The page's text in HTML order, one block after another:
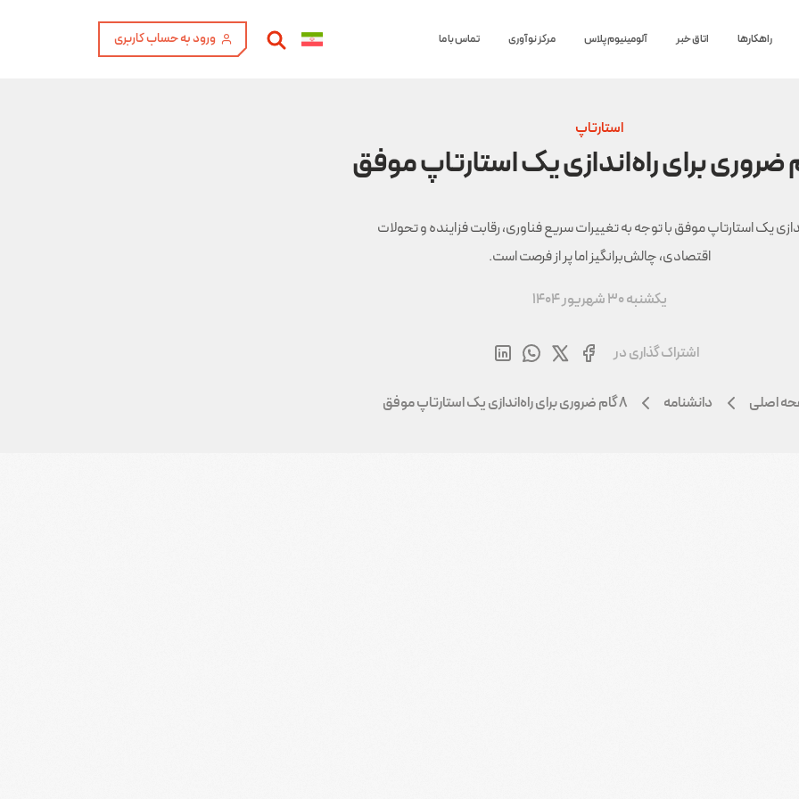
راهکارها اتاق خبر آلومینیوم پلاس مرکز نوآوری تماس با ما ورود به حساب کاربری
استارتاپ
یک استارتاپ موفق با توجه به تغییرات سریع فناوری، رقابت فزاینده و تحولات
اقتصادی، چالش‌برانگیز اما پر از فرصت است.
یکشنبه 30 شهریور 1404
اشتراک گذاری در
اصلی دانشنامه ۸ گام ضروری برای راه‌اندازی یک استارتاپ موفق